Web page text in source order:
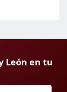
León en tu